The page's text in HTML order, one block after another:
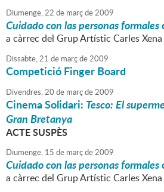
Diumenge,22 de marçde2009
Cuidado con las personas formales
a càrrec del Grup Artístic Carles Xena
Dissabte,21 de marçde2009
Competició Finger Board
Divendres,20 de marçde2009
Cinema Solidari: Tesco: El
Gran Bretanya
ACTE SUSPÈS
Diumenge, 15 de marçde2009
Cuidado con las personas formales
a càrrec del Grup Artístic Carles Xena